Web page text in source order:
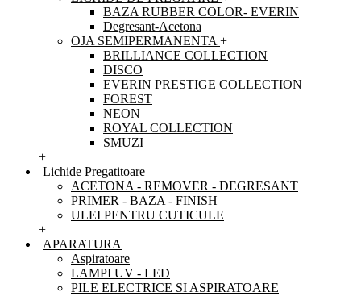
BAZA RUBBER COLOR- EVERIN
Degresant-Acetona
OJA SEMIPERMANENTA +
BRILLIANCE COLLECTION
DISCO
EVERIN PRESTIGE COLLECTION
FOREST
NEON
ROYAL COLLECTION
SMUZI
+
Lichide Pregatitoare
ACETONA - REMOVER - DEGRESANT
PRIMER - BAZA - FINISH
ULEI PENTRU CUTICULE
+
APARATURA
Aspiratoare
LAMPI UV - LED
PILE ELECTRICE SI ASPIRATOARE